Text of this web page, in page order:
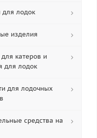
для лодок
изделия
катеров и
для лодок
для лодочных
средства на